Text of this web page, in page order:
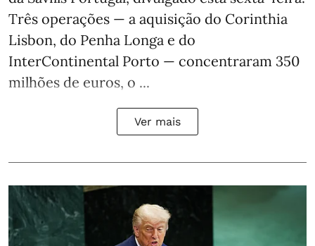
Três operações — a aquisição do Corinthia
Lisbon, do Penha Longa e do
InterContinental Porto — concentraram 350
milhões de euros, o ...
Ver mais